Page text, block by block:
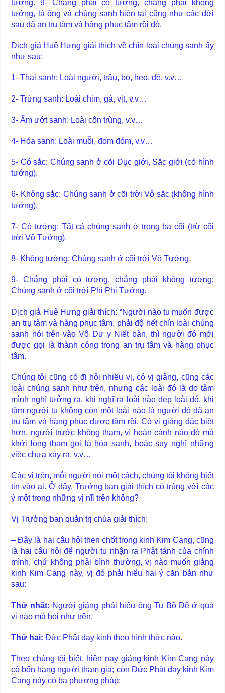
tưởng. 9- Chẳng phải có tưởng, chẳng phải không
tưởng, là ông và chúng sanh hiện tại cũng như các đời
sau đã an trụ tâm và hàng phục tâm rồi đó.
Dịch giả Huệ Hưng giải thích về chín loài chúng sanh ấy
như sau:
1- Thai sanh: Loài người, trâu, bò, heo, dê, v.v…
2- Trứng sanh: Loài chim, gà, vịt, v.v…
3- Ẩm ướt sanh: Loài côn trùng, v.v…
4- Hóa sanh: Loài muỗi, đom đóm, v.v…
5- Có sắc: Chúng sanh ở cõi Dục giới, Sắc giới (có hình
tướng).
6- Không sắc: Chúng sanh ở cõi trời Vô sắc (không hình
tướng).
7- Có tưởng: Tất cả chúng sanh ở trong ba cõi (trừ cõi
trời Vô Tưởng).
8- Không tưởng: Chúng sanh ở cõi trời Vô Tưởng.
9- Chẳng phải có tưởng, chẳng phải không tưởng:
Chúng sanh ở cõi trời Phi Phi Tưởng.
Dịch giả Huệ Hưng giải thích: “Người nào tu muốn được
an trụ tâm và hàng phục tâm, phải độ hết chín loài chúng
sanh nói trên vào Vô Dư y Niết bàn, thì người đó mới
được gọi là thành công trong an trụ tâm và hàng phục
tâm.
Chúng tôi cũng có đi hỏi nhiều vị, có vị giảng, cũng các
loài chúng sanh như trên, nhưng các loài đó là do tâm
mình nghĩ tưởng ra, khi nghĩ ra loài nào dẹp loài đó, khi
tâm người tu không còn một loài nào là người đó đã an
trụ tâm và hàng phục được tâm rồi. Có vị giảng đặc biệt
hơn, người trước không tham, vì hoàn cảnh nào đó mà
khởi lòng tham gọi là hóa sanh, hoặc suy nghĩ những
việc chưa xảy ra, v.v…
Các vị trên, mỗi người nói một cách, chúng tôi không biết
tin vào ai. Ở đây, Trưởng ban giải thích có trùng với các
ý một trong những vị nĩi trên không?
Vị Trưởng ban quản trị chùa giải thích:
– Đây là hai câu hỏi then chốt trong kinh Kim Cang, cũng
là hai câu hỏi để người tu nhận ra Phật tánh của chính
mình, chứ không phải bình thường, vị nào muốn giảng
kinh Kim Cang này, vị đó phải hiểu hai ý căn bản như
sau:
Thứ nhất: Người giảng phải hiểu ông Tu Bồ Đề ở quả
vị nào mà hỏi như trên.
Thứ hai: Đức Phật dạy kinh theo hình thức nào.
Theo chúng tôi biết, hiện nay giảng kinh Kim Cang này
có bốn hạng người tham gia; còn Đức Phật dạy kinh Kim
Cang này có ba phương pháp: